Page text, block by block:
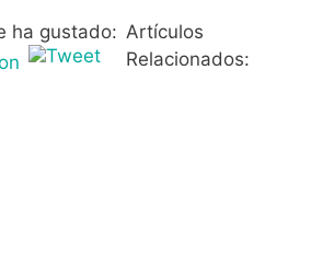
ha gustado: Artículos
Relacionados: